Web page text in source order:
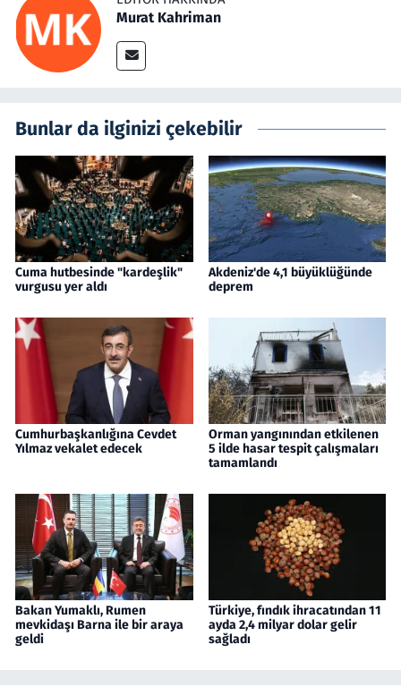
Murat Kahriman
Bunlar da ilginizi çekebilir
Cuma hutbesinde "kardeşlik"
vurgusu yer aldı
Akdeniz'de 4,1 büyüklüğünde
deprem
Cumhurbaşkanlığına Cevdet
Yılmaz vekalet edecek
Orman yangınından etkilenen
5 ilde hasar tespit çalışmaları
tamamlandı
Bakan Yumaklı, Rumen
mevkidaşı Barna ile bir araya
geldi
Türkiye, fındık ihracatından 11
ayda 2,4 milyar dolar gelir
sağladı